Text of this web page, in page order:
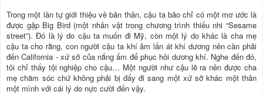
Trong một lần tự giới thiệu về bản thân, cậu ta bảo chỉ có một mơ ước là
được gặp Big Bird (một nhân vật trong chương trình thiếu nhi “Sesame
street”). Đó là lý do cậu ta muốn đi Mỹ, còn một lý do khác là cha mẹ
cậu ta cho rằng, con người cậu ta khí âm lấn át khí dương nên cần phải
đến California - xứ sở của nắng ấm để phục hồi dương khí. Nghe đến đó,
tôi chỉ thấy tội nghiệp cho cậu… Một người như cậu lẽ ra nên được cha
mẹ chăm sóc chứ không phải bị đẩy đi sang một xứ sở khác một thân
một mình với cái lý do nực cười đến vậy.